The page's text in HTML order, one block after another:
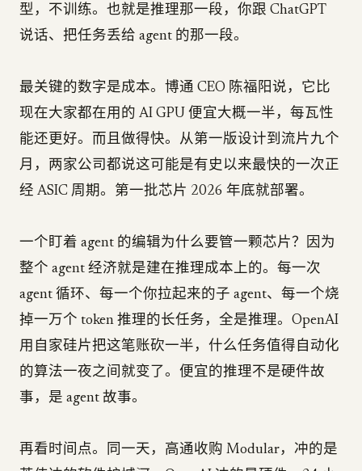
型，不训练。也就是推理那一段，你跟 ChatGPT
说话、把任务丢给 agent 的那一段。
最关键的数字是成本。博通 CEO 陈福阳说，它比
现在大家都在用的 AI GPU 便宜大概一半，每瓦性
能还更好。而且做得快。从第一版设计到流片九个
月，两家公司都说这可能是有史以来最快的一次正
经 ASIC 周期。第一批芯片 2026 年底就部署。
一个盯着 agent 的编辑为什么要管一颗芯片？因为
整个 agent 经济就是建在推理成本上的。每一次
agent 循环、每一个你拉起来的子 agent、每一个烧
掉一万个 token 推理的长任务，全是推理。OpenAI
用自家硅片把这笔账砍一半，什么任务值得自动化
的算法一夜之间就变了。便宜的推理不是硬件故
事，是 agent 故事。
再看时间点。同一天，高通收购 Modular，冲的是